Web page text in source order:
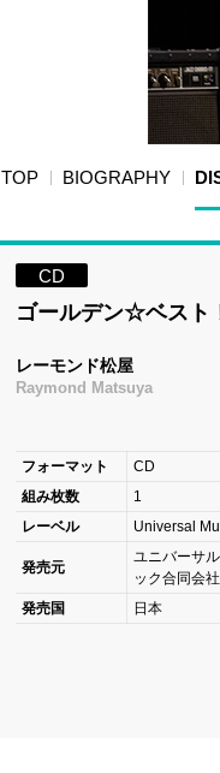
TOP BIOGRAPHY
CD
ゴールデン☆ベスト
レーモンド松屋
Raymond Matsuya
フォーマット
CD
組み枚数
1
レーベル
Universal
発売元
ユニバーサ
ック合同会社
発売国
日本